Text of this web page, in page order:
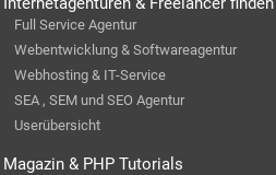
Full Service Agentur
Webentwicklung & Softwareagentur
Webhosting & IT-Service
SEA , SEM und SEO Agentur
Userübersicht
Magazin & PHP Tutorials